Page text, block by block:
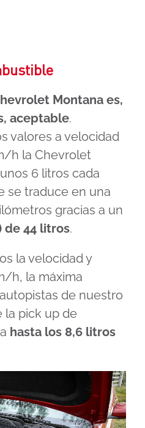
Montana es,
aceptable.
valores a velocidad
h la Chevrolet
6 litros cada
se traduce en una
gracias a un
de 44 litros.
la velocidad y
h, la máxima
de nuestro
la pick up de
hasta los 8,6 litros